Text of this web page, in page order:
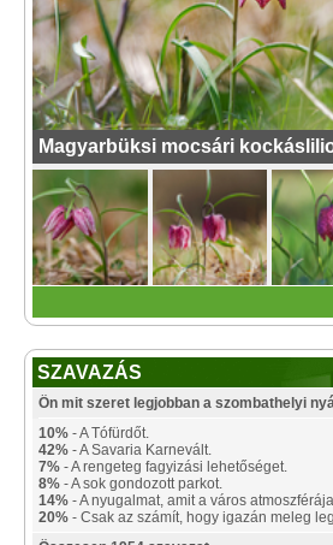
Magyarbüksi mocsári
SZAVAZÁS
Ön mit szeret legjobban a szombathelyi
10% - A Tófürdőt.
42% - A Savaria Karnevált.
7% - A rengeteg fagyizási lehetőséget.
8% - A sok gondozott parkot.
14% - A nyugalmat, amit a város
20% - Csak az számít, hogy igazán meleg